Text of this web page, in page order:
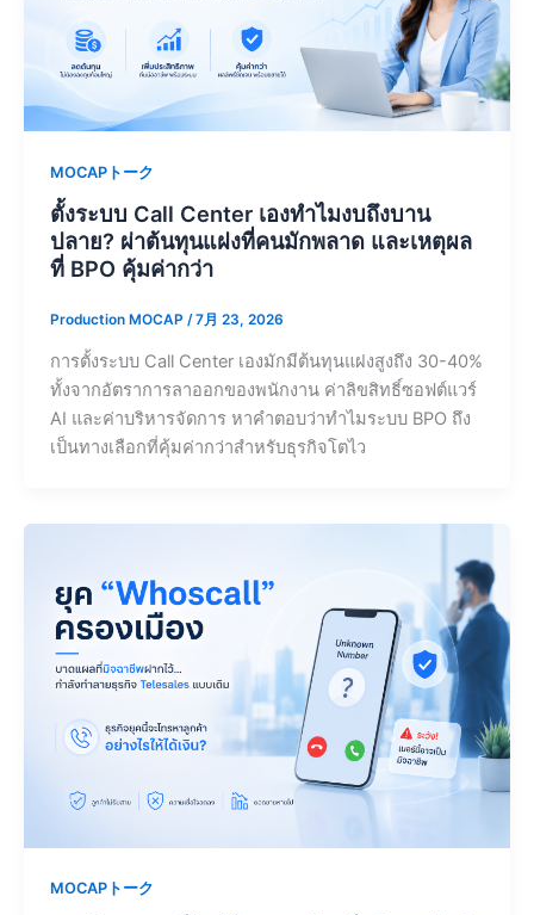
MOCAPトーク
ตั้งระบบ Call Center เองทำไมงบถึงบาน
ปลาย? ผ่าต้นทุนแฝงที่คนมักพลาด และเหตุผล
ที่ BPO คุ้มค่ากว่า
Production MOCAP /7月 23, 2026
การตั้งระบบ Call Center เองมักมีต้นทุนแฝงสูงถึง 30-40%
ทั้งจากอัตราการลาออกของพนักงาน ค่าลิขสิทธิ์ซอฟต์แวร์
AI และค่าบริหารจัดการ หาคำตอบว่าทำไมระบบ BPO ถึง
เป็นทางเลือกที่คุ้มค่ากว่าสำหรับธุรกิจโตไว
MOCAPトーク